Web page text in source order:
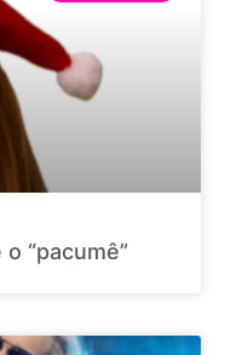
“pacumê”